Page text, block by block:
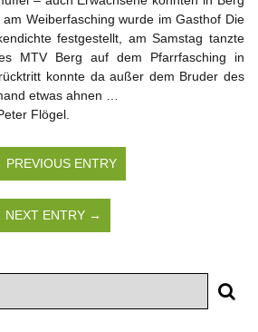
Weiberfasching wurde im Gasthof Die
festgestellt, am Samstag tanzte
MTV Berg auf dem Pfarrfasching in
konnte da außer dem Bruder des
etwas ahnen …
Flögel.
PREVIOUS ENTRY
NEXT ENTRY →